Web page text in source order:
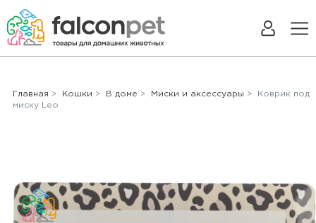
Главная > Кошки > В доме > Миски и аксессуары > Коврик под
миску Leo